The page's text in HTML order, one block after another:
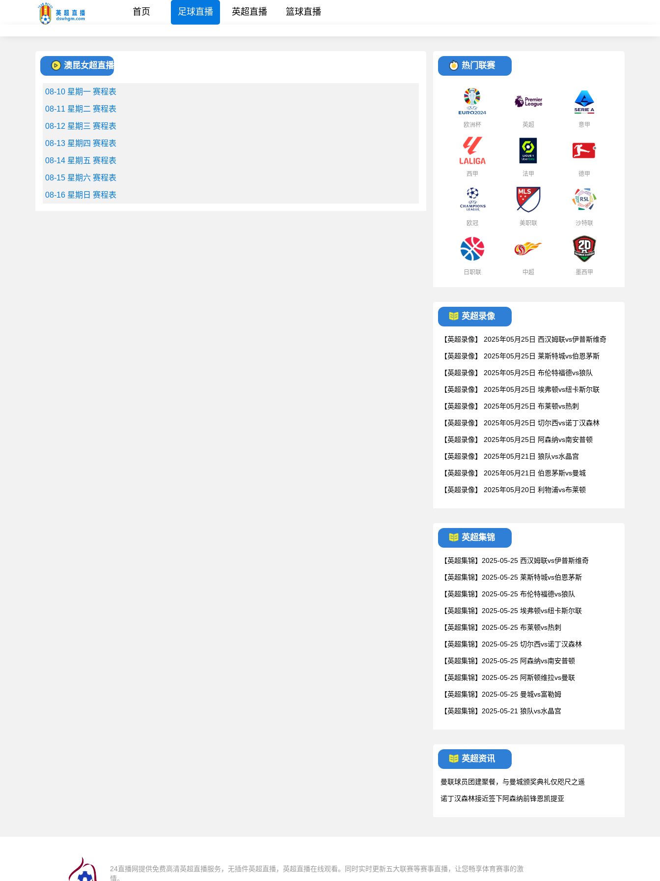
首页 足球直播 英超直播 篮球直播
澳昆女超直播
08-10 星期一 赛程表
08-11 星期二 赛程表
08-12 星期三 赛程表
08-13 星期四 赛程表
08-14 星期五 赛程表
08-15 星期六 赛程表
08-16 星期日 赛程表
热门联赛
欧洲杯 英超 意甲
西甲 法甲 德甲
欧冠 美职联 沙特联
日职联 中超 墨西甲
英超录像
【英超录像】 2025年05月25日 西汉姆联vs伊普斯维奇
【英超录像】 2025年05月25日 莱斯特城vs伯恩茅斯
【英超录像】 2025年05月25日 布伦特福德vs狼队
【英超录像】 2025年05月25日 埃弗顿vs纽卡斯尔联
【英超录像】 2025年05月25日 布莱顿vs热刺
【英超录像】 2025年05月25日 切尔西vs诺丁汉森林
【英超录像】 2025年05月25日 阿森纳vs南安普顿
【英超录像】 2025年05月21日 狼队vs水晶宫
【英超录像】 2025年05月21日 伯恩茅斯vs曼城
【英超录像】 2025年05月20日 利物浦vs布莱顿
英超集锦
【英超集锦】2025-05-25 西汉姆联vs伊普斯维奇
【英超集锦】2025-05-25 莱斯特城vs伯恩茅斯
【英超集锦】2025-05-25 布伦特福德vs狼队
【英超集锦】2025-05-25 埃弗顿vs纽卡斯尔联
【英超集锦】2025-05-25 布莱顿vs热刺
【英超集锦】2025-05-25 切尔西vs诺丁汉森林
【英超集锦】2025-05-25 阿森纳vs南安普顿
【英超集锦】2025-05-25 阿斯顿维拉vs曼联
【英超集锦】2025-05-25 曼城vs富勒姆
【英超集锦】2025-05-21 狼队vs水晶宫
英超资讯
曼联球员团建聚餐，与曼城颁奖典礼仅咫尺之遥
诺丁汉森林接近签下阿森纳前锋恩凯提亚
24直播网提供免费高清英超直播服务，无插件英超直播，英超直播在线观看。同时实时更新五大联赛等赛事直播，让您畅享体育赛事的激
情。